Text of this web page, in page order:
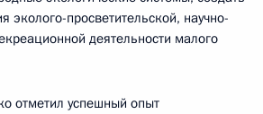
эколого-просветительской, научно-
деятельности малого
отметил успешный опыт